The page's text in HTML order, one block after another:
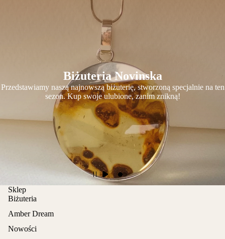
Biżuteria Novinska
Przedstawiamy naszą najnowszą biżuterię, stworzoną specjalnie na ten
sezon. Kup swoje ulubione, zanim znikną!
Sklep
Biżuteria
Amber Dream
Nowości